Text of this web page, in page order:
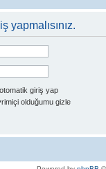
yapmalısınız.
giriş yap
olduğumu gizle